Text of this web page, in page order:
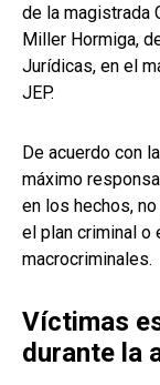
de la magistrada
Miller Hormiga,
Jurídicas, en el
JEP.
De acuerdo con
máximo
en los hechos,
el plan criminal o
macrocriminales.
Víctimas
durante la